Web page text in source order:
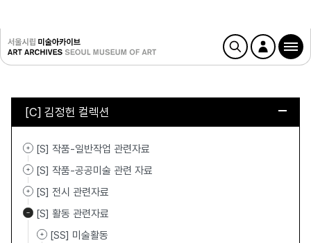
[C] 김정헌 컬렉션
[S] 작품-일반작업 관련자료
[S] 작품-공공미술 관련 자료
[S] 전시 관련자료
[S] 활동 관련자료
[SS] 미술활동